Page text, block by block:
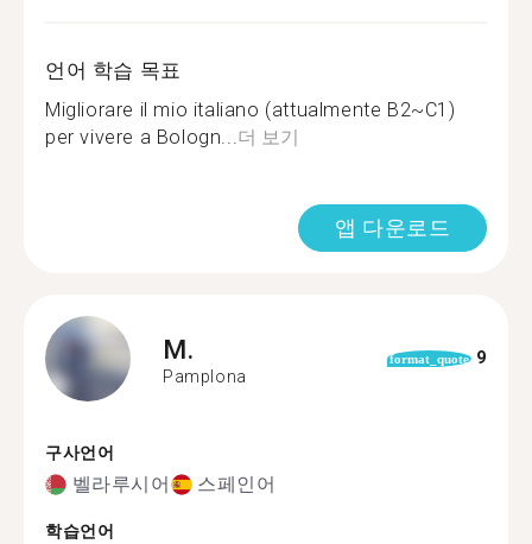
언어 학습 목표
Migliorare il mio italiano (attualmente B2~C1)
per vivere a Bologn... 더 보기
앱 다운로드
M.
Pamplona
format_quote 9
구사언어
벨라루시어 스페인어
학습언어